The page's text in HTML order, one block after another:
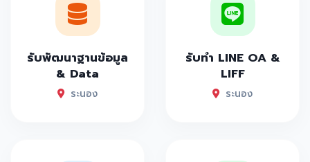
รับพัฒนาฐานข้อมูล
& Data
ระนอง
รับทำ LINE OA &
LIFF
ระนอง